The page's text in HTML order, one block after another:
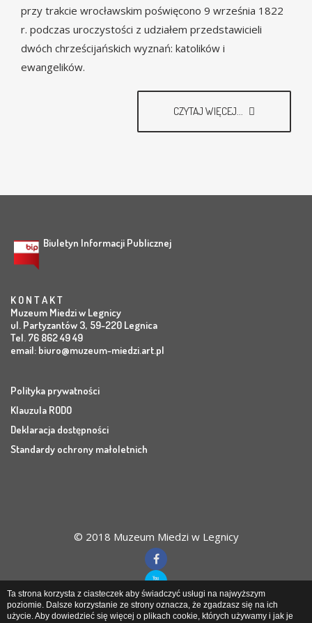
przy trakcie wrocławskim poświęcono 9 września 1822
r. podczas uroczystości z udziałem przedstawicieli
dwóch chrześcijańskich wyznań: katolików i
ewangelików.
CZYTAJ WIĘCEJ...
Biuletyn Informacji Publicznej
K O N T A K T
Muzeum Miedzi w Legnicy
ul. Partyzantów 3, 59-220 Legnica
Tel. 76 862 49 49
email: biuro@muzeum-miedzi.art.pl
Polityka prywatności
Klauzula RODO
Deklaracja dostępności
Standardy ochrony małoletnich
© 2018 Muzeum Miedzi w Legnicy
Ta strona korzysta z ciasteczek aby świadczyć usługi na najwyższym
poziomie. Dalsze korzystanie ze strony oznacza, że zgadzasz się na ich
użycie. Aby dowiedzieć się więcej o plikach cookie, których używamy i jak je